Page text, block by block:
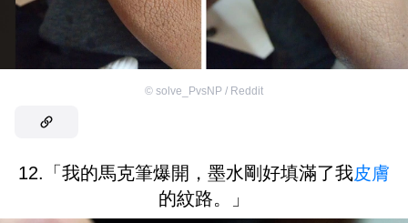
© solve_PvsNP / Reddit
12.「我的馬克筆爆開，墨水剛好填滿了我皮膚
的紋路。」